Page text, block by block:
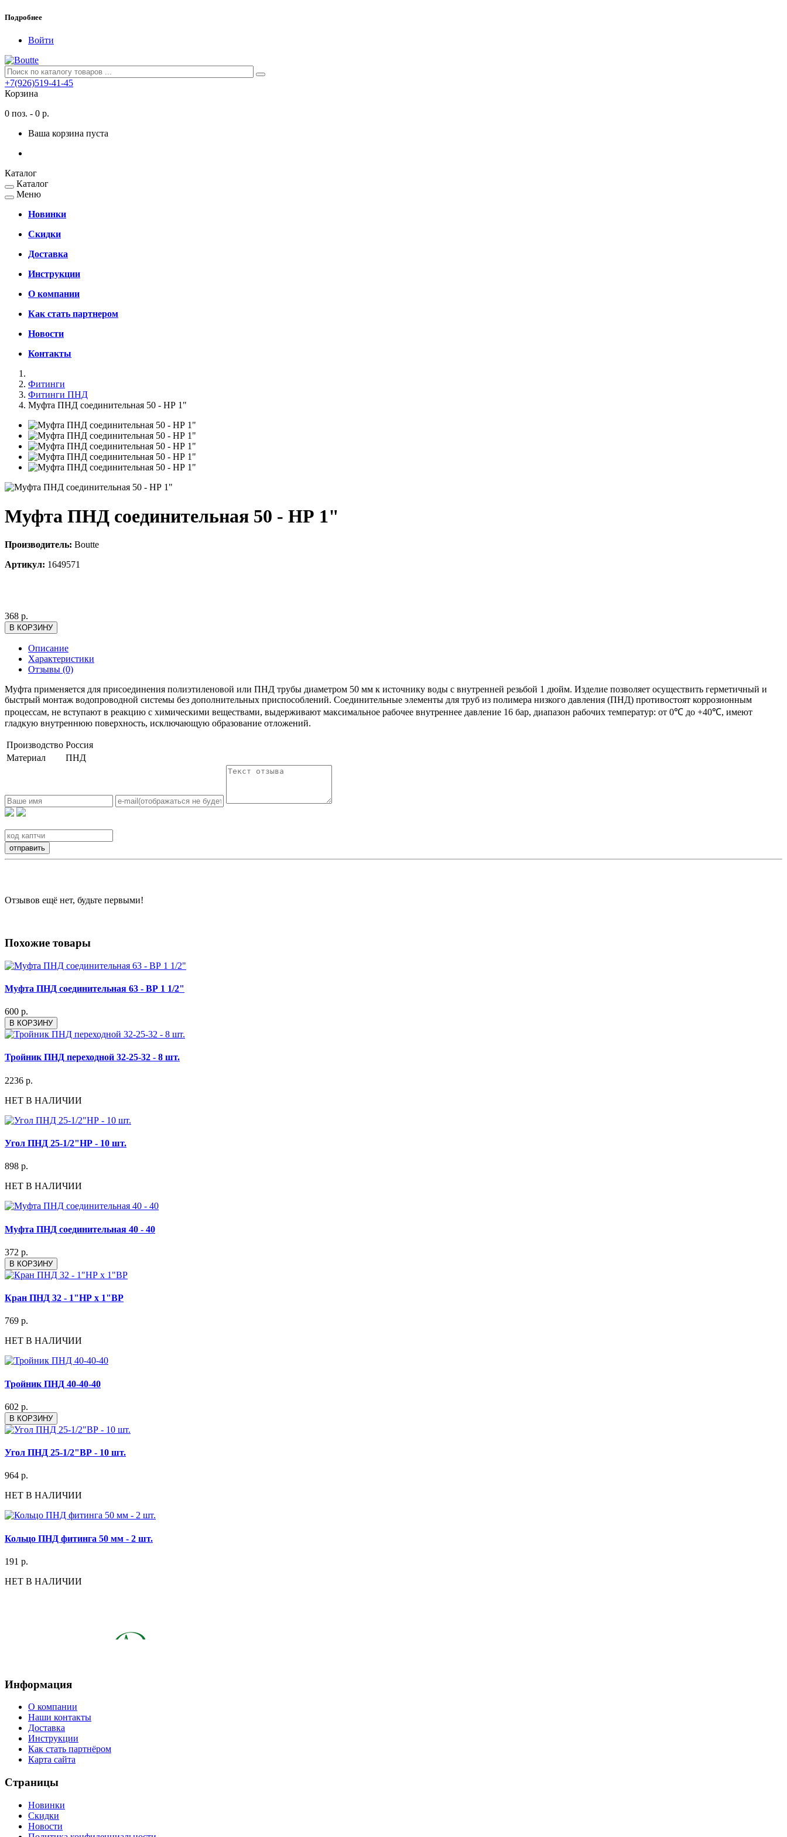
Подробнее
Войти
+7(926)519-41-45
Корзина
0 поз. - 0 р.
Ваша корзина пуста
Каталог
Каталог
Меню
Новинки
Скидки
Доставка
Инструкции
О компании
Как стать партнером
Новости
Контакты
Фитинги
Фитинги ПНД
Муфта ПНД соединительная 50 - НР 1"
Муфта ПНД соединительная 50 - НР 1"
Производитель: Boutte
Артикул: 1649571
368 р.
Описание
Характеристики
Отзывы (0)
Муфта применяется для присоединения полиэтиленовой или ПНД трубы диаметром 50 мм к источнику воды с внутренней резьбой 1 дюйм. Изделие позволяет осуществить герметичный и
быстрый монтаж водопроводной системы без дополнительных приспособлений. Соединительные элементы для труб из полимера низкого давления (ПНД) противостоят коррозионным
процессам, не вступают в реакцию с химическими веществами, выдерживают максимальное рабочее внутреннее давление 16 бар, диапазон рабочих температур: от 0℃ до +40℃, имеют
гладкую внутреннюю поверхность, исключающую образование отложений.
Производство Россия
Материал
ПНД
Отзывов ещё нет, будьте первыми!
Похожие товары
Муфта ПНД соединительная 63 - ВР 1 1/2"
600 р.
В КОРЗИНУ
Тройник ПНД переходной 32-25-32 - 8 шт.
2236 р.
НЕТ В НАЛИЧИИ
Угол ПНД 25-1/2"НР - 10 шт.
898 р.
НЕТ В НАЛИЧИИ
Муфта ПНД соединительная 40 - 40
372 р.
В КОРЗИНУ
Кран ПНД 32 - 1"НР х 1"ВР
769 р.
НЕТ В НАЛИЧИИ
Тройник ПНД 40-40-40
602 р.
В КОРЗИНУ
Угол ПНД 25-1/2"ВР - 10 шт.
964 р.
НЕТ В НАЛИЧИИ
Кольцо ПНД фитинга 50 мм - 2 шт.
191 р.
НЕТ В НАЛИЧИИ
Информация
О компании
Наши контакты
Доставка
Инструкции
Как стать партнёром
Карта сайта
Страницы
Новинки
Скидки
Новости